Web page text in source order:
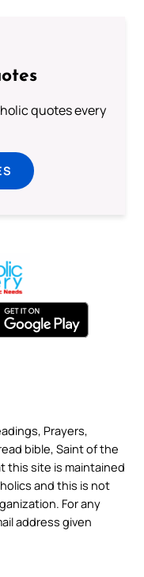
quotes every
Prayers,
bible, Saint of the
this site is maintained
and this is not
For any
address given